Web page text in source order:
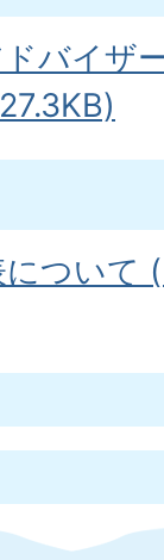
バイザ
ついて